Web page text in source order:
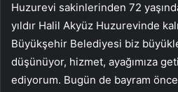
Huzurevi sakinlerinden 72
yıldır Halil Akyüz Huzurevinde
Büyükşehir Belediyesi biz
düşünüyor, hizmet, ayağımıza
ediyorum. Bugün de bayram